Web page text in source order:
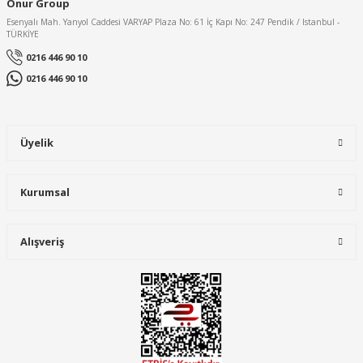
Ürün fiyatı diğer sitelerden daha pahalı.
Uniwest®
Onur Group
Esenyalı Mah. Yanyol Caddesi VARYAP Plaza No: 61 İç Kapı No: 247 Pendik / Istanbul -
TÜRKİYE
0216 446 90 10
0216 446 90 10
Üyelik
Kurumsal
Alışveriş